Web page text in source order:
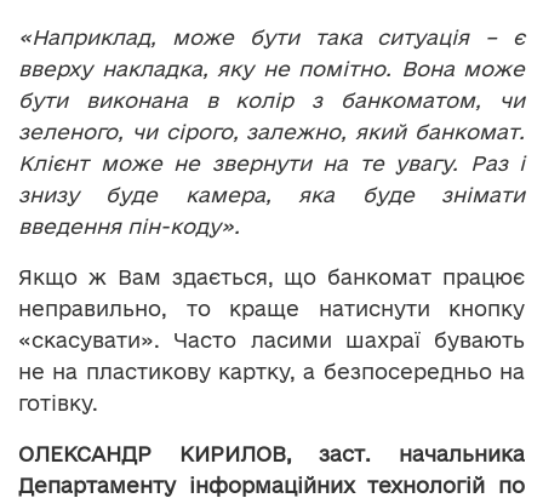
«Наприклад, може бути така ситуація – є
вверху накладка, яку не помітно. Вона може
бути виконана в колір з банкоматом, чи
зеленого, чи сірого, залежно, який банкомат.
Клієнт може не звернути на те увагу. Раз і
знизу буде камера, яка буде знімати
введення пін-коду».
Якщо ж Вам здається, що банкомат працює
неправильно, то краще натиснути кнопку
«скасувати». Часто ласими шахраї бувають
не на пластикову картку, а безпосередньо на
готівку.
ОЛЕКСАНДР КИРИЛОВ, заст. начальника
Департаменту інформаційних технологій по